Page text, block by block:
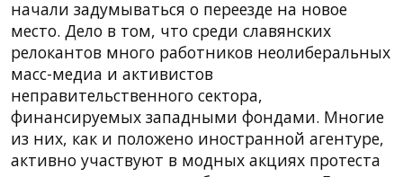
начали задумываться о переезде на новое
место. Дело в том, что среди славянских
релокантов много работников неолиберальных
масс-медиа и активистов
неправительственного сектора,
финансируемых западными фондами. Многие
из них, как и положено иностранной агентуре,
активно участвуют в модных акциях протеста